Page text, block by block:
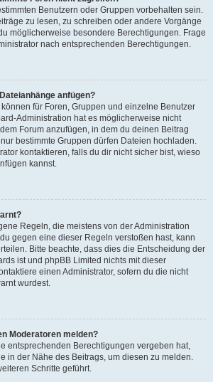
Benutzern oder Gruppen vorbehalten sein.
zu lesen, zu schreiben oder andere Vorgänge
möglicherweise besondere Berechtigungen. Frage
nach entsprechenden Berechtigungen.
anfügen?
für Foren, Gruppen und einzelne Benutzer
Administration hat es möglicherweise nicht
Forum anzufügen, in dem du deinen Beitrag
bestimmte Gruppen dürfen Dateien hochladen.
kontaktieren, falls du dir nicht sicher bist, wieso
kannst.
Regeln, die meistens von der Administration
gegen eine dieser Regeln verstoßen hast, kann
Bitte beachte, dass dies die Entscheidung der
ist und phpBB Limited nichts mit dieser
einen Administrator, sofern du die nicht
wurdest.
Moderatoren melden?
entsprechenden Berechtigungen vergeben hat,
in der Nähe des Beitrags, um diesen zu melden.
Schritte geführt.